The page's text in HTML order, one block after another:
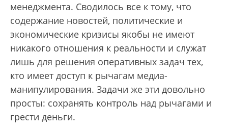
менеджмента. Сводилось все к тому, что
содержание новостей, политические и
экономические кризисы якобы не имеют
никакого отношения к реальности и служат
лишь для решения оперативных задач тех,
кто имеет доступ к рычагам медиа-
манипулирования. Задачи же эти довольно
просты: сохранять контроль над рычагами и
грести деньги.